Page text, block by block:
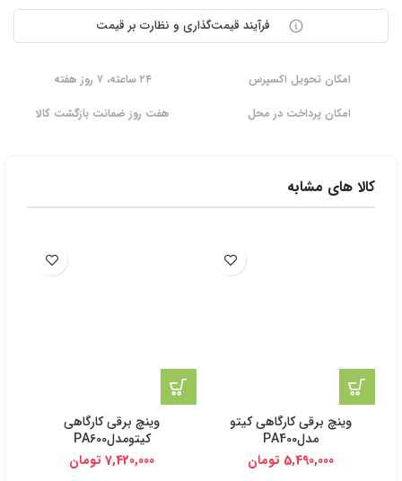
فرآیند قیمت‌گذاری و نظارت بر قیمت
امکان تحویل اکسپرس
۲۴ ساعته، ۷ روز هفته
امکان پرداخت در محل
هفت روز ضمانت بازگشت کالا
کالا های مشابه
وینچ برقی کارگاهی کیتو
مدلPA400
5,490,000 تومان
وینچ برقی کارگاهی
کیتومدلPA600
7,420,000 تومان